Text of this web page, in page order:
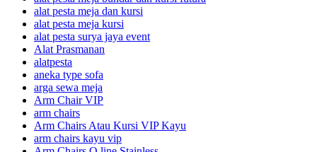
alat pesta meja dan kursi
alat pesta meja kursi
alat pesta surya jaya event
Alat Prasmanan
alatpesta
aneka type sofa
arga sewa meja
Arm Chair VIP
arm chairs
Arm Chairs Atau Kursi VIP Kayu
arm chairs kayu vip